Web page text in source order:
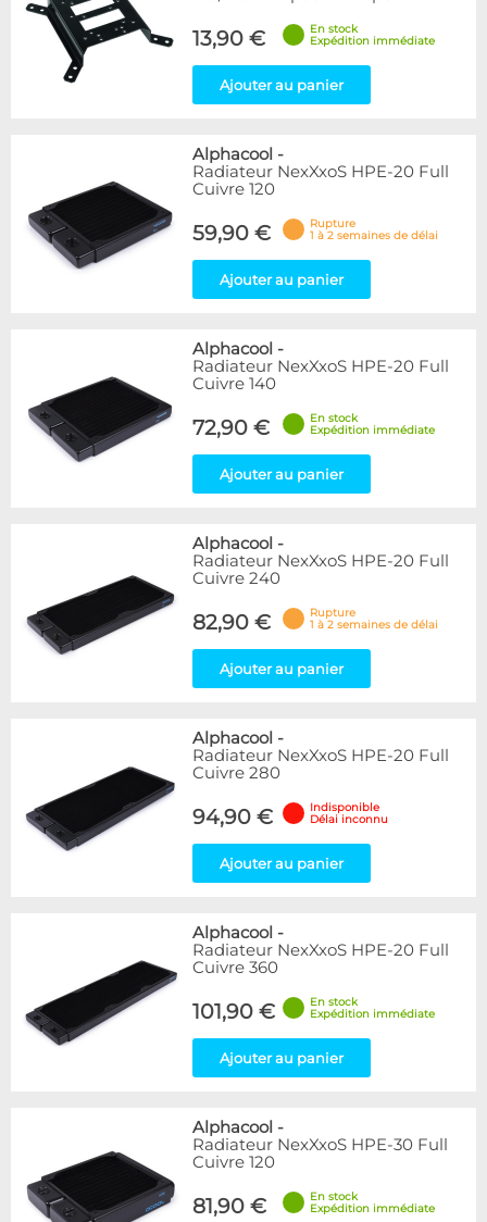
13,90 €
En stock
Expédition immédiate
Ajouter au panier
Alphacool -
Radiateur NexXxoS HPE-20 Full
Cuivre 120
59,90 €
Rupture
1 à 2 semaines de délai
Ajouter au panier
Alphacool -
Radiateur NexXxoS HPE-20 Full
Cuivre 140
72,90 €
En stock
Expédition immédiate
Ajouter au panier
Alphacool -
Radiateur NexXxoS HPE-20 Full
Cuivre 240
82,90 €
Rupture
1 à 2 semaines de délai
Ajouter au panier
Alphacool -
Radiateur NexXxoS HPE-20 Full
Cuivre 280
94,90 €
Indisponible
Délai inconnu
Ajouter au panier
Alphacool -
Radiateur NexXxoS HPE-20 Full
Cuivre 360
101,90 €
En stock
Expédition immédiate
Ajouter au panier
Alphacool -
Radiateur NexXxoS HPE-30 Full
Cuivre 120
81,90 €
En stock
Expédition immédiate